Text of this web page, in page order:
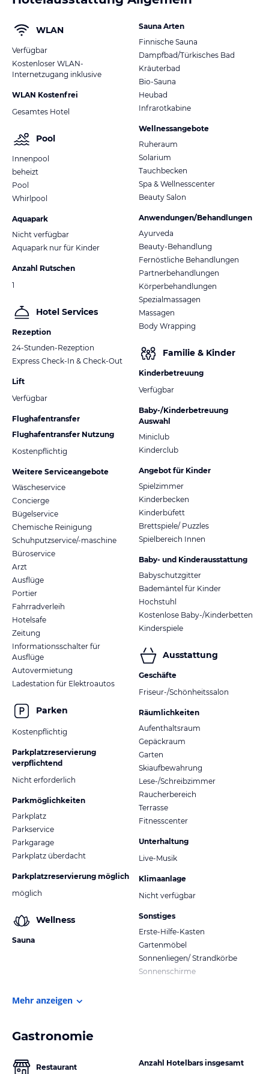
WLAN
Verfügbar
Kostenloser WLAN-
Internetzugang inklusive
WLAN Kostenfrei
Gesamtes Hotel
Pool
Innenpool
beheizt
Pool
Whirlpool
Aquapark
Nicht verfügbar
Aquapark nur für Kinder
Anzahl Rutschen
1
Hotel Services
Rezeption
24-Stunden-Rezeption
Express Check-In & Check-Out
Lift
Verfügbar
Flughafentransfer
Flughafentransfer Nutzung
Kostenpflichtig
Weitere Serviceangebote
Wäscheservice
Concierge
Bügelservice
Chemische Reinigung
Schuhputzservice/-maschine
Büroservice
Arzt
Ausflüge
Portier
Fahrradverleih
Hotelsafe
Zeitung
Informationsschalter für
Ausflüge
Autovermietung
Ladestation für Elektroautos
Parken
Kostenpflichtig
Parkplatzreservierung
verpflichtend
Nicht erforderlich
Parkmöglichkeiten
Parkplatz
Parkservice
Parkgarage
Parkplatz überdacht
Parkplatzreservierung möglich
möglich
Wellness
Sauna
Sauna Arten
Finnische Sauna
Dampfbad/Türkisches Bad
Kräuterbad
Bio-Sauna
Heubad
Infrarotkabine
Wellnessangebote
Ruheraum
Solarium
Tauchbecken
Spa & Wellnesscenter
Beauty Salon
Anwendungen/Behandlungen
Ayurveda
Beauty-Behandlung
Fernöstliche Behandlungen
Partnerbehandlungen
Körperbehandlungen
Spezialmassagen
Massagen
Body Wrapping
Familie & Kinder
Kinderbetreuung
Verfügbar
Baby-/Kinderbetreuung
Auswahl
Miniclub
Kinderclub
Angebot für Kinder
Spielzimmer
Kinderbecken
Kinderbüfett
Brettspiele/ Puzzles
Spielbereich Innen
Baby- und Kinderausstattung
Babyschutzgitter
Bademäntel für Kinder
Hochstuhl
Kostenlose Baby-/Kinderbetten
Kinderspiele
Ausstattung
Geschäfte
Friseur-/Schönheitssalon
Räumlichkeiten
Aufenthaltsraum
Gepäckraum
Garten
Skiaufbewahrung
Lese-/Schreibzimmer
Raucherbereich
Terrasse
Fitnesscenter
Unterhaltung
Live-Musik
Klimaanlage
Nicht verfügbar
Sonstiges
Erste-Hilfe-Kasten
Gartenmöbel
Sonnenliegen/ Strandkörbe
Sonnenschirme
Mehr anzeigen
Gastronomie
Restaurant
Anzahl Hotelbars insgesamt